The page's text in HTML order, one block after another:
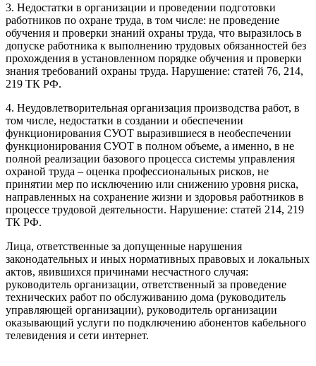
3. Недостатки в организации и проведении подготовки
работников по охране труда, в том числе: не проведение
обучения и проверки знаний охраны труда, что выразилось в
допуске работника к выполнению трудовых обязанностей без
прохождения в установленном порядке обучения и проверки
знания требований охраны труда. Нарушение: статей 76, 214,
219 ТК РФ.
4. Неудовлетворительная организация производства работ, в
том числе, недостатки в создании и обеспечении
функционирования СУОТ выразившиеся в необеспечении
функционирования СУОТ в полном объеме, а именно, в не
полной реализации базового процесса системы управления
охраной труда – оценка профессиональных рисков, не
принятии мер по исключению или снижению уровня риска,
направленных на сохранение жизни и здоровья работников в
процессе трудовой деятельности. Нарушение: статей 214, 219
ТК РФ.
Лица, ответственные за допущенные нарушения
законодательных и иных нормативных правовых и локальных
актов, явившихся причинами несчастного случая:
руководитель организации, ответственный за проведение
технических работ по обслуживанию дома (руководитель
управляющей организации), руководитель организации
оказывающий услуги по подключению абонентов кабельного
телевидения и сети интернет.